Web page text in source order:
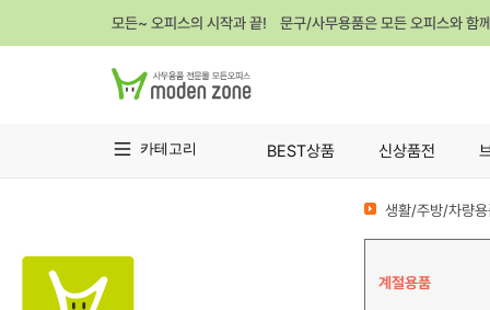
모든~ 오피스의 시작과 끝! 문구/사무용품은 모든 오피스와 함
카테고리 BEST상품 신상품전
생활/주방/차량
계절용품